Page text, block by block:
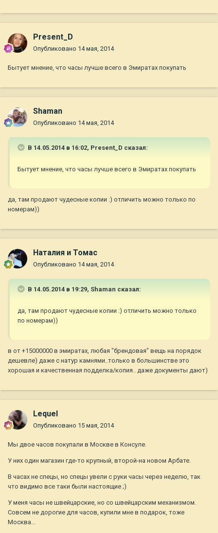
Present_D
Опубликовано 14 мая, 2014
Бытует мнение, что часы лучше всего в Эмиратах покупать
Shaman
Опубликовано 14 мая, 2014
В 14.05.2014 в 16:02, Present_D сказал:
Бытует мнение, что часы лучше всего в Эмиратах покупать
да, там продают чудесные копии :) отличить можно только по
номерам))
Наталия и Томас
Опубликовано 14 мая, 2014
В 14.05.2014 в 19:29, Shaman сказал:
да, там продают чудесные копии :) отличить можно только
по номерам))
в от +15000000 в эмиратах, любая "брендовая" вещь на порядок
дешевле) даже с натур камнями..только в большинстве это
хорошая и качественная подделка/копия.. даже документы дают)
Lequel
Опубликовано 15 мая, 2014
Мы двое часов покупали в Москве в Консуле.
У них один магазин где-то крупный, второй-на новом Арбате.
В часах не спецы, но спецы увели с руки часы через неделю, так
что видимо все таки были настоящие ;)
У меня часы не швейцарские, но со швейцарским механизмом.
Совсем не дорогие для часов, купили мне в подарок, тоже
Москва...